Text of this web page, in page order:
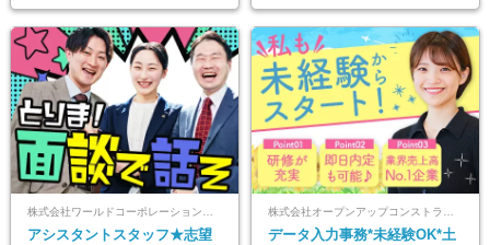
アシスタントスタッフ★志望
データ入力事務*未経験OK*土